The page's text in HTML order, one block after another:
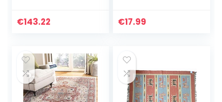
Woonkamer Floral
€143.22
tapijt Woonkamer
€17.99